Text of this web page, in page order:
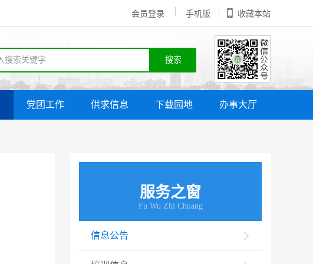
会员登录 手机版 收藏本站
党团工作 供求信息 下载园地 办事大厅
服务之窗
Fu Wu Zhi Chuang
信息公告